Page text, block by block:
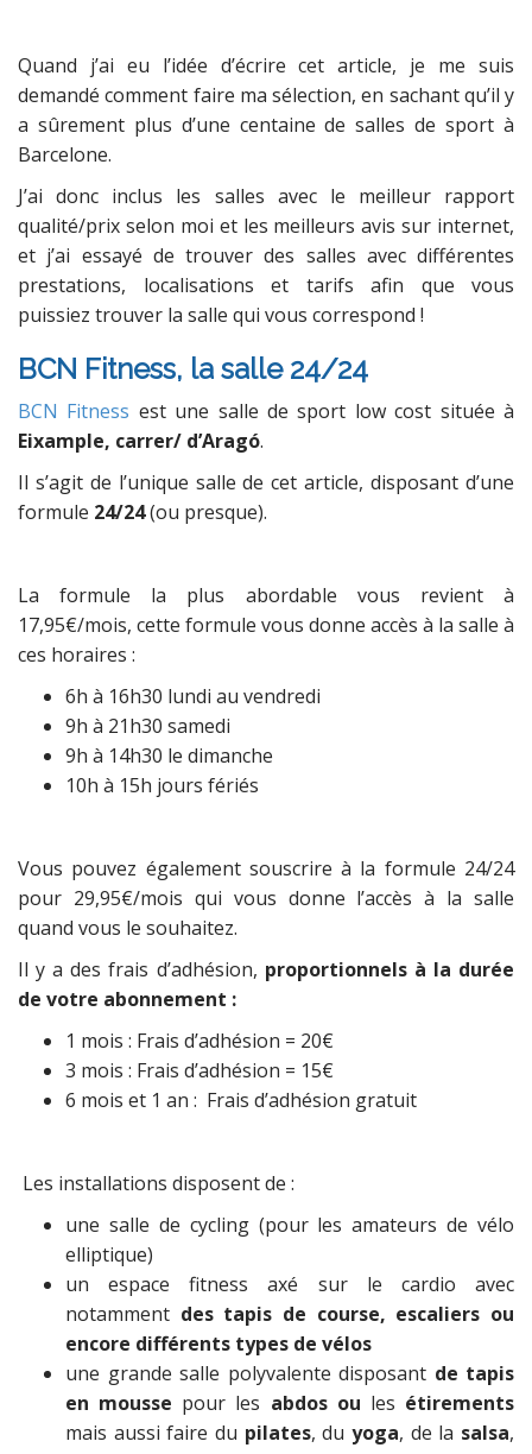
Quand j’ai eu l’idée d’écrire cet article, je me suis
demandé comment faire ma sélection, en sachant qu’il y
a sûrement plus d’une centaine de salles de sport à
Barcelone.
J’ai donc inclus les salles avec le meilleur rapport
qualité/prix selon moi et les meilleurs avis sur internet,
et j’ai essayé de trouver des salles avec différentes
prestations, localisations et tarifs afin que vous
puissiez trouver la salle qui vous correspond !
BCN Fitness, la salle 24/24
BCN Fitness est une salle de sport low cost située à
Eixample, carrer/ d’Aragó.
Il s’agit de l’unique salle de cet article, disposant d’une
formule 24/24(ou presque).
La formule la plus abordable vous revient à
17,95€/mois, cette formule vous donne accès à la salle à
ces horaires :
6h à 16h30 lundi au vendredi
9h à 21h30 samedi
9h à 14h30 le dimanche
10h à 15h jours fériés
Vous pouvez également souscrire à la formule 24/24
pour 29,95€/mois qui vous donne l’accès à la salle
quand vous le souhaitez.
Il y a des frais d’adhésion, proportionnels à la durée
de votre abonnement :
1 mois : Frais d’adhésion = 20€
3 mois : Frais d’adhésion = 15€
6 mois et 1 an : Frais d’adhésion gratuit
Les installations disposent de :
une salle de cycling (pour les amateurs de vélo
elliptique)
un espace fitness axé sur le cardio avec
notamment des tapis de course, escaliers ou
encore différents types de vélos
une grande salle polyvalente disposant de tapis
en mousse pour les abdos ou les étirements
mais aussi faire du pilates, duyoga, de la salsa,